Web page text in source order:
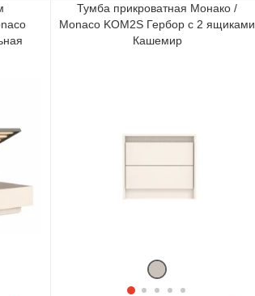
Тумба прикроватная Монако /
Monaco KOM2S Гербор с 2 ящиками
Кашемир